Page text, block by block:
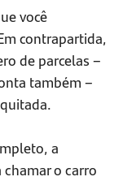
você
contrapartida,
de parcelas –
também –
a
o carro